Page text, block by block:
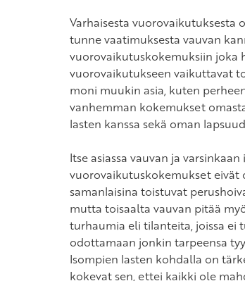
Varhaisesta vuorovaikutuksesta
tunne vaatimuksesta vauvan
vuorovaikutuskokemuksiin joka
vuorovaikutukseen vaikuttavat
moni muukin asia, kuten
vanhemman kokemukset
lasten kanssa sekä oman
Itse asiassa vauvan ja
vuorovaikutuskokemukset eivät
samanlaisina toistuvat
mutta toisaalta vauvan pitää
turhaumia eli tilanteita, joissa ei
odottamaan jonkin tarpeensa
Isompien lasten kohdalla on
kokevat sen, ettei kaikki ole